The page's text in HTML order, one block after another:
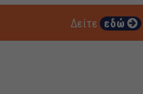
Δείτε εδώ